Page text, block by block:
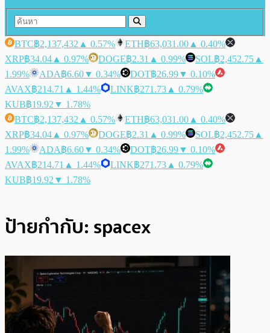
BTC฿2,137,432 ▲ 0.57% ETH฿63,031.00 ▲ 0.40%
XRP฿34.04 ▲ 0.97% DOGE฿2.31 ▲ 0.99% SOL฿2,452.75 ▲
1.99%
ADA฿6.60▼ 0.34% DOT฿26.99▼ 0.10%
AVAX฿214.71 ▲ 1.44% LINK฿271.73 ▲ 0.79%
KUB฿19.92 ▼ 1.78%
BTC฿2,137,432 ▲ 0.57% ETH฿63,031.00 ▲ 0.40%
XRP฿34.04 ▲ 0.97% DOGE฿2.31 ▲ 0.99% SOL฿2,452.75 ▲
1.99%
ADA฿6.60▼ 0.34% DOT฿26.99▼ 0.10%
AVAX฿214.71 ▲ 1.44% LINK฿271.73 ▲ 0.79%
KUB฿19.92 ▼ 1.78%
ป้ายกำกับ: spacex